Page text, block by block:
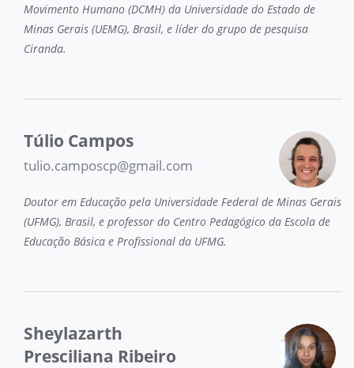
Movimento Humano (DCMH) da Universidade do Estado de
Minas Gerais (UEMG), Brasil, e líder do grupo de pesquisa
Ciranda.
Túlio Campos
tulio.camposcp@gmail.com
Doutor em Educação pela Universidade Federal de Minas Gerais
(UFMG), Brasil, e professor do Centro Pedagógico da Escola de
Educação Básica e Profissional da UFMG.
Sheylazarth
Presciliana Ribeiro